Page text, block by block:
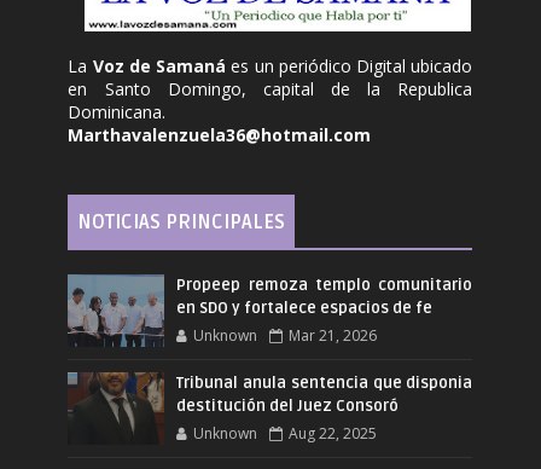
La Voz de Samanáes un periódico Digital ubicado
en Santo Domingo, capital de la Republica
Dominicana.
Marthavalenzuela36@hotmail.com
NOTICIAS PRINCIPALES
Propeep remoza templo comunitario
en SDO y fortalece espacios de fe
Unknown Mar 21, 2026
Tribunal anula sentencia que disponia
destitución del Juez Consoró
Unknown Aug 22, 2025